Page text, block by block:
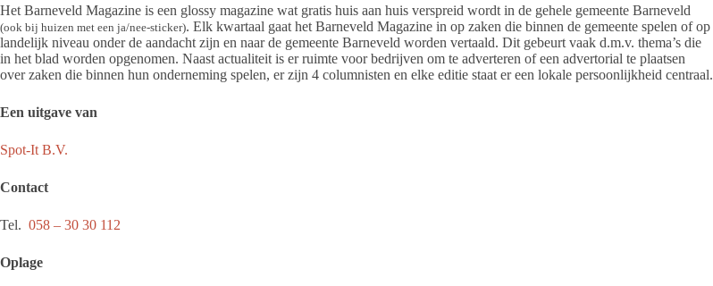
Het Barneveld Magazine is een glossy magazine wat gratis huis aan huis verspreid wordt in de gehele gemeente Barneveld
(ook bij huizen met een ja/nee-sticker). Elk kwartaal gaat het Barneveld Magazine in op zaken die binnen de gemeente spelen of op
landelijk niveau onder de aandacht zijn en naar de gemeente Barneveld worden vertaald. Dit gebeurt vaak d.m.v. thema’s die
in het blad worden opgenomen. Naast actualiteit is er ruimte voor bedrijven om te adverteren of een advertorial te plaatsen
over zaken die binnen hun onderneming spelen, er zijn 4 columnisten en elke editie staat er een lokale persoonlijkheid centraal.
Een uitgave van
Spot-It B.V.
Contact
Tel. 058 – 30 30 112
Oplage